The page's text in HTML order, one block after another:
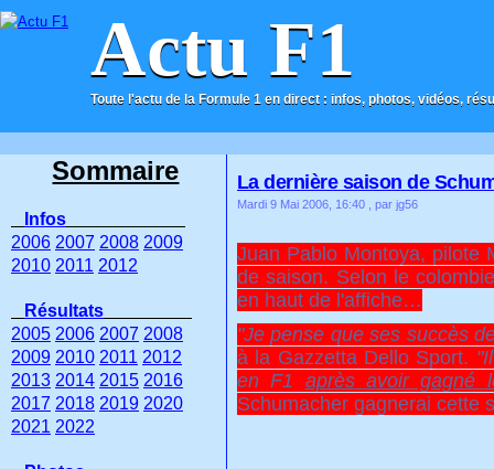
Actu F1
Toute l'actu de la Formule 1 en direct : infos, photos, vidéos,
ACCUEIL CONTACT
La dernière saison de
Mardi 9 Mai 2006, 16:40 , par jg56
Juan Pablo Montoya, pilote
de saison. Selon le
en haut de l'affiche…
"Je pense que ses succès
à la Gazzetta Dello Sport.
en F1 après avoir gagné
Schumacher gagnerai cette
Sommaire
Infos
2006 2007 2008 2009
2010 2011 2012
Résultats
2005 2006 2007 2008
2009 2010 2011 2012
2013 2014 2015 2016
2017 2018 2019 2020
2021 2022